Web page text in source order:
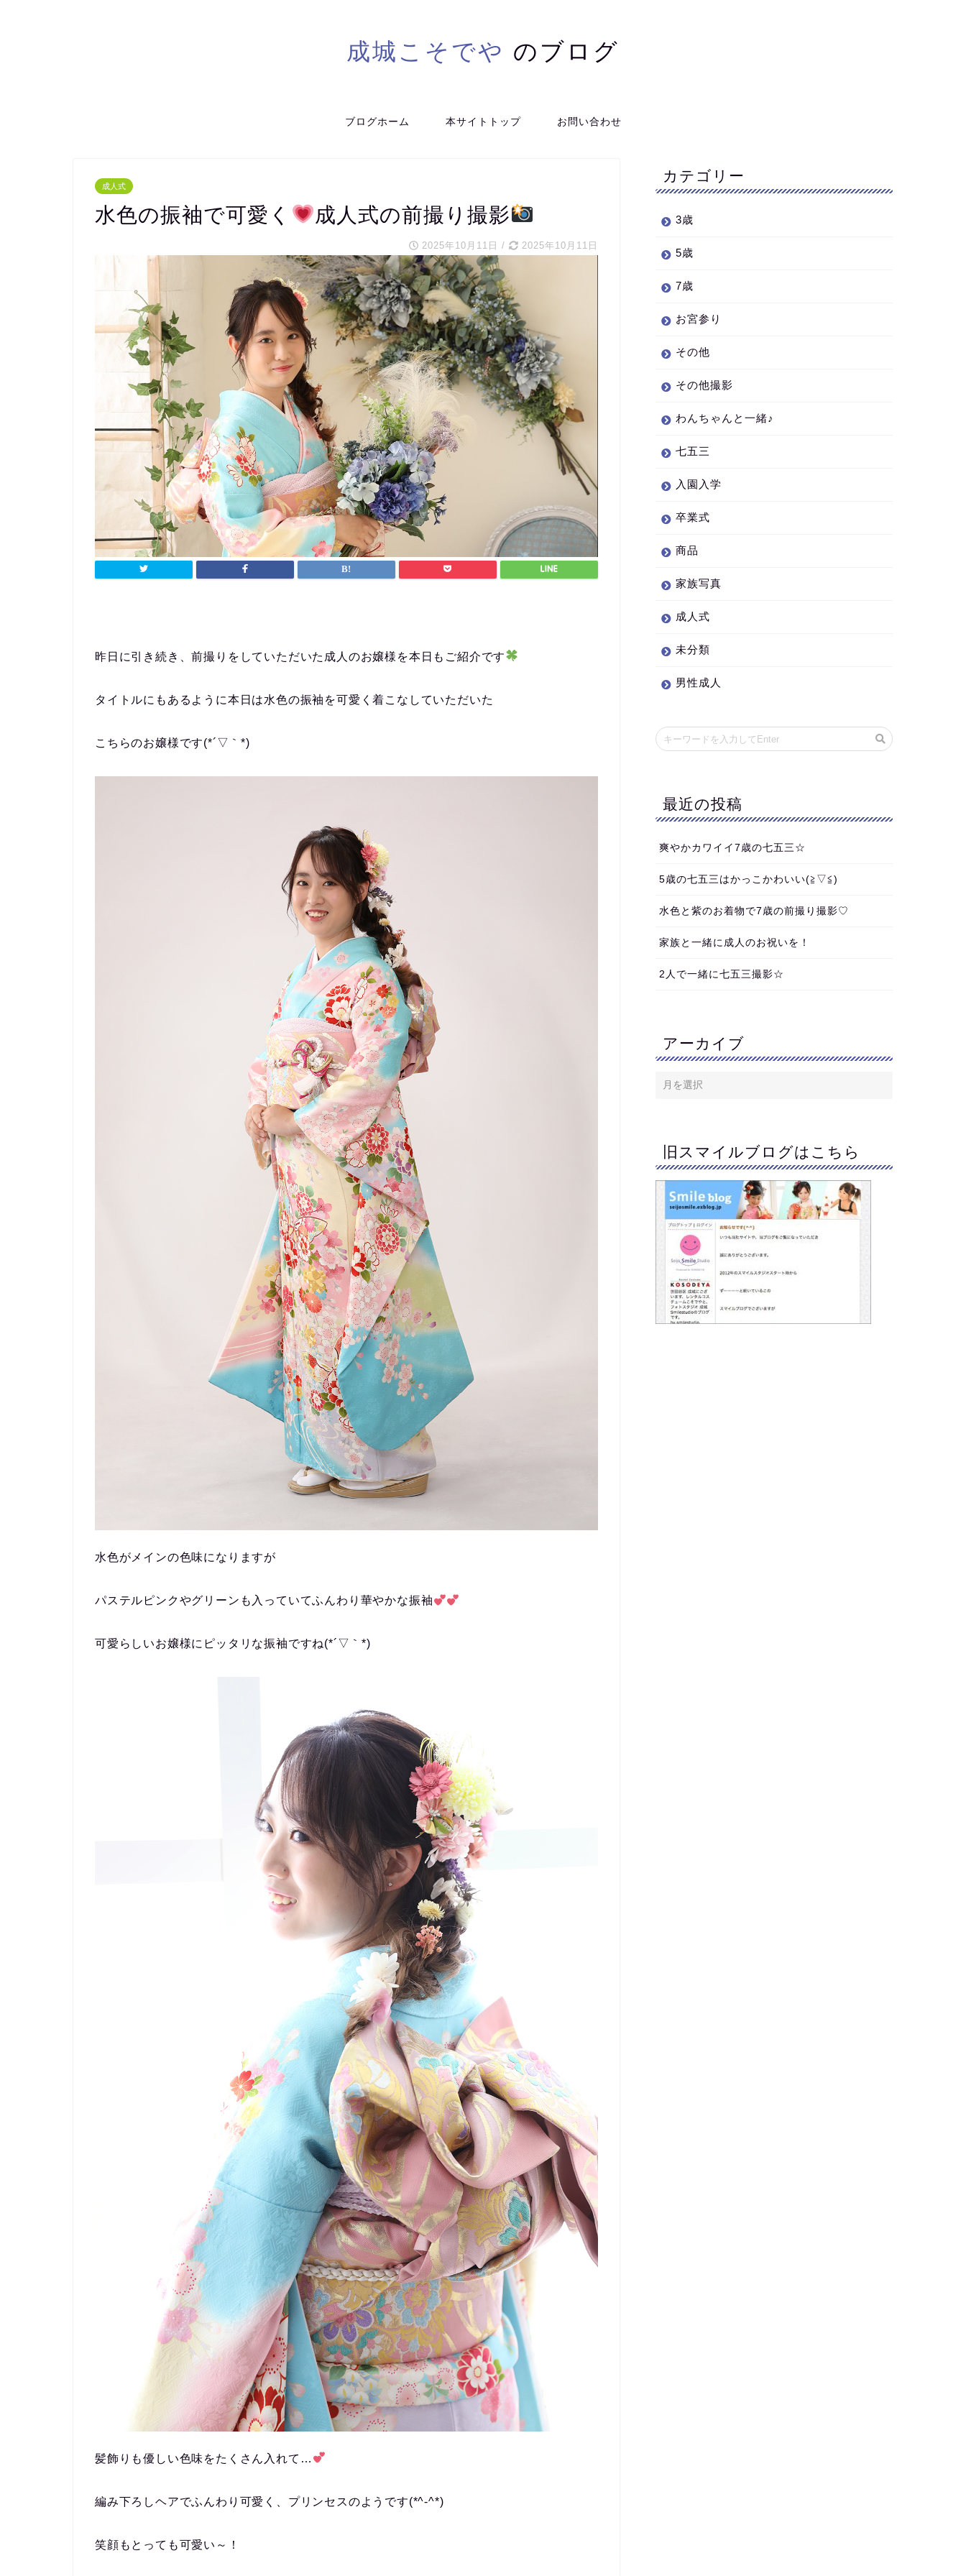
成城こそでや のブログ
ブログホーム 本サイトトップ お問い合わせ
成人式
水色の振袖で可愛く 成人式の前撮り撮影
2025年10月11日 / 2025年10月11日
昨日に引き続き、前撮りをしていただいた成人のお嬢様を本日もご紹介です
タイトルにもあるように本日は水色の振袖を可愛く着こなしていただいた
こちらのお嬢様です(*´▽｀*)
水色がメインの色味になりますが
パステルピンクやグリーンも入っていてふんわり華やかな振袖
可愛らしいお嬢様にピッタリな振袖ですね(*´▽｀*)
髪飾りも優しい色味をたくさん入れて…
編み下ろしヘアでふんわり可愛く、プリンセスのようです(*^-^*)
笑顔もとっても可愛い～！
カテゴリー
3歳
5歳
7歳
お宮参り
その他
その他撮影
わんちゃんと一緒♪
七五三
入園入学
卒業式
商品
家族写真
成人式
未分類
男性成人
最近の投稿
爽やかカワイイ7歳の七五三☆
5歳の七五三はかっこかわいい(≧▽≦)
水色と紫のお着物で7歳の前撮り撮影♡
家族と一緒に成人のお祝いを！
2人で一緒に七五三撮影☆
アーカイブ
旧スマイルブログはこちら